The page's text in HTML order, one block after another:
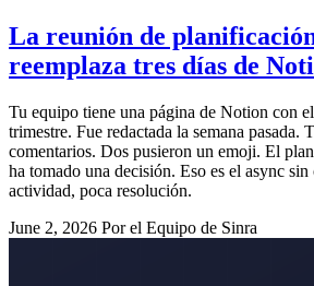
La reunión de
reemplaza tres días de
Tu equipo tiene una página de Notion con
trimestre. Fue redactada la semana pasada.
comentarios. Dos pusieron un emoji. El
ha tomado una decisión. Eso es el async
actividad, poca resolución.
June 2, 2026 Por el Equipo de Sinra